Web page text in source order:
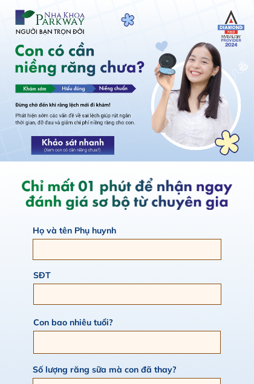
Con bao nhiêu tuổi?
Số lượng răng sữa mà con đã thay?
Họ và tên Phụ huynh
SĐT